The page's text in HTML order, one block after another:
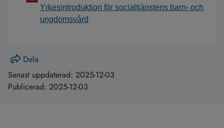
Yrkesintroduktion för socialtjänstens barn- och
ungdomsvård
Dela
Senast uppdaterad: 2025-12-03
Publicerad: 2025-12-03